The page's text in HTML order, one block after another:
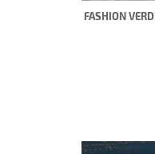
FASHION